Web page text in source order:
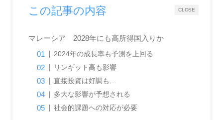
CLOSE
この記事の内容
マレーシア 2028年にも高所得国入りか
2024年の成長率も予測を上回る
リンギット高も影響
直接投資は好調も…
多大な影響が予想される
社会的課題への対応が必要